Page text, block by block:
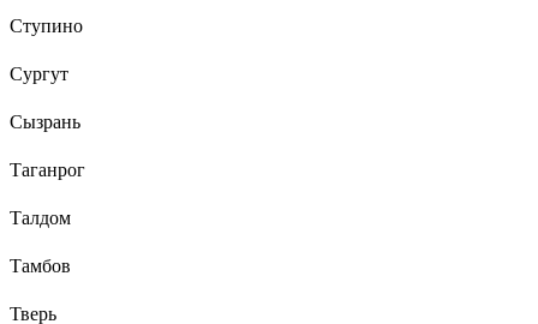
Ступино
Сургут
Сызрань
Таганрог
Талдом
Тамбов
Тверь